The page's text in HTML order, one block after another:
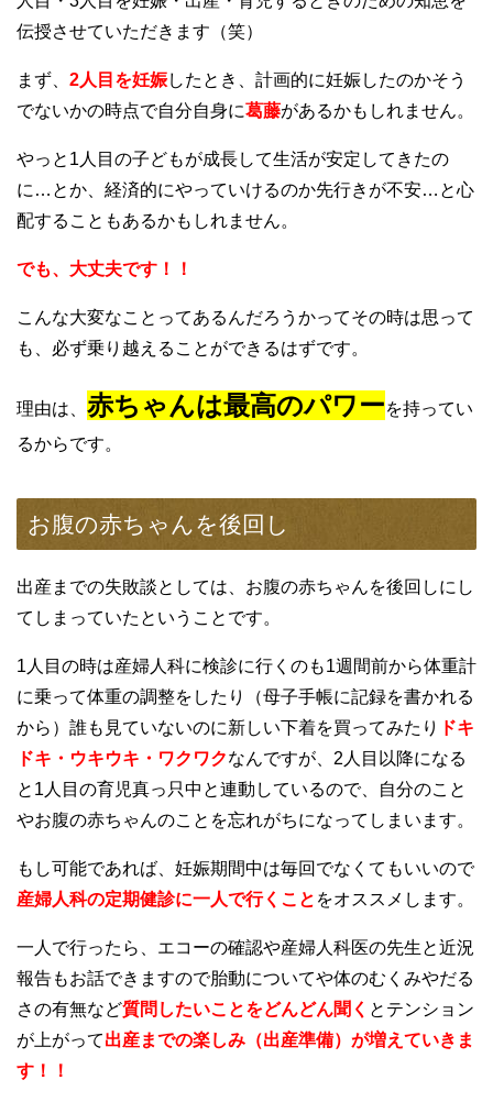
伝授させていただきます（笑）
まず、 2人目を妊娠したとき、計画的に妊娠したのかそう
でないかの時点で自分自身に葛藤があるかもしれません。
やっと1人目の子どもが成長して生活が安定してきたの
に…とか、経済的にやっていけるのか先行きが不安…と心
配することもあるかもしれません。
でも、大丈夫です！！
こんな大変なことってあるんだろうかってその時は思って
も、必ず乗り越えることができるはずです。
理由は、 赤ちゃんは最高のパワーを持ってい
るからです。
お腹の赤ちゃんを後回し
出産までの失敗談としては、お腹の赤ちゃんを後回しにし
てしまっていたということです。
1人目の時は産婦人科に検診に行くのも1週間前から体重計
に乗って体重の調整をしたり（母子手帳に記録を書かれる
から）誰も見ていないのに新しい下着を買ってみたり
ドキ
ドキ・ウキウキ・ワクワクなんですが、2人目以降になる
と1人目の育児真っ只中と連動しているので、自分のこと
やお腹の赤ちゃんのことを忘れがちになってしまいます。
もし可能であれば、妊娠期間中は毎回でなくてもいいので
産婦人科の定期健診に一人で行くこと をオススメします。
一人で行ったら、エコーの確認や産婦人科医の先生と近況
報告もお話できますので胎動についてや体のむくみやだる
さの有無など質問したいことをどんどん聞く とテンション
が上がって出産までの楽しみ（出産準備）が増えていきま
す！！